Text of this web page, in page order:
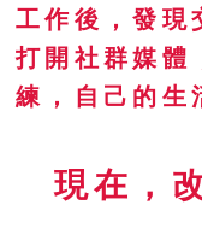
工作後，發現
打開社群媒體
練，自己的生
現在，